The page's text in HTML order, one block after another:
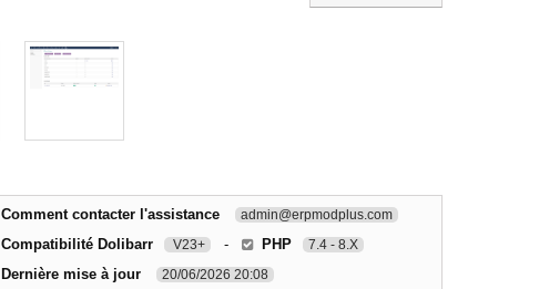
Comment contacter l'assistance admin@erpmodplus.com
Compatibilité Dolibarr V23+ - PHP 7.4 - 8.X
Dernière mise à jour 20/06/2026 20:08